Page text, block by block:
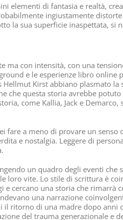
elementi di fantasia e realtà,
ingiustamente
la sua superficie inaspettata, si
ma con intensità, con una
e le esperienze libro
Kirst abbiano plasmato
che questa storia avrebbe
come Kallia, Jack e
fare a meno di provare un
e nostalgia. Leggere di
un quadro degli eventi
loro vite. Lo stile di scrittura è
e cercano una storia che
una narrazione
ritorno di una madre dopo
del trauma generazionale e